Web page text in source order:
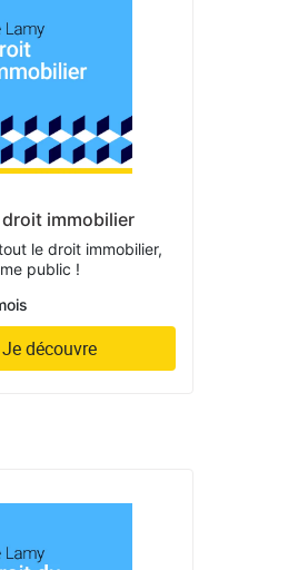
droit immobilier
le droit immobilier,
public !
Je découvre